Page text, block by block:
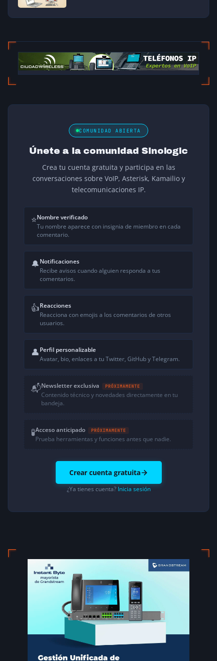
COMUNIDAD ABIERTA
Únete a la comunidad Sinologic
Crea tu cuenta gratuita y participa en las
conversaciones sobre VoIP, Asterisk, Kamailio y
telecomunicaciones IP.
⭐Nombre verificado
Tu nombre aparece con insignia de miembro en cada
comentario.
🔔Notificaciones
Recibe avisos cuando alguien responda a tus
comentarios.
👍Reacciones
Reacciona con emojis a los comentarios de otros
usuarios.
👤Perfil personalizable
Avatar, bio, enlaces a tu Twitter, GitHub y Telegram.
📬Newsletter exclusiva PRÓXIMAMENTE
Contenido técnico y novedades directamente en tu
bandeja.
🧪Acceso anticipado PRÓXIMAMENTE
Prueba herramientas y funciones antes que nadie.
Crear cuenta gratuita
¿Ya tienes cuenta? Inicia sesión